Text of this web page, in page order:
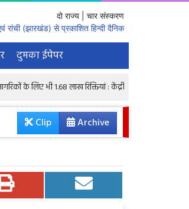
दो राज्य | चार संस्करण
रांची (झारखंड) से प्रकाशित हिन्दी दैनिक
दुमका ईपेपर
1.68 लाख रिक्तियां : केंद्रीय मंत्री
Archive
Clip